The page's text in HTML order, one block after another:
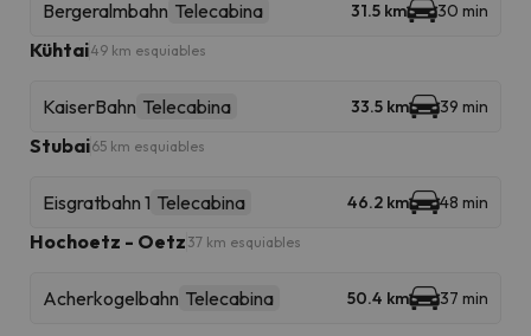
Bergeralmbahn Telecabina 31.5 km 30 min
Kühtai49 km esquiables
KaiserBahn Telecabina 33.5 km 39 min
Stubai65 km esquiables
Eisgratbahn 1 Telecabina 46.2 km 48 min
Hochoetz - Oetz 37 km esquiables
Acherkogelbahn Telecabina 50.4 km 37 min